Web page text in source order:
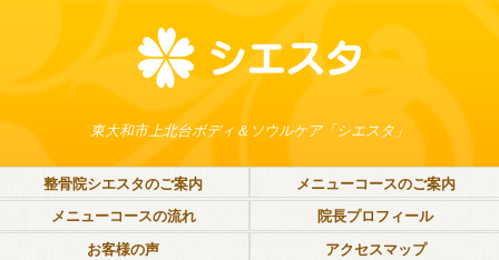
東大和市上北台ボディ＆ソウルケア「シエスタ」
整骨院シエスタのご案内
メニューコースのご案内
メニューコースの流れ
院長プロフィール
お客様の声
アクセスマップ